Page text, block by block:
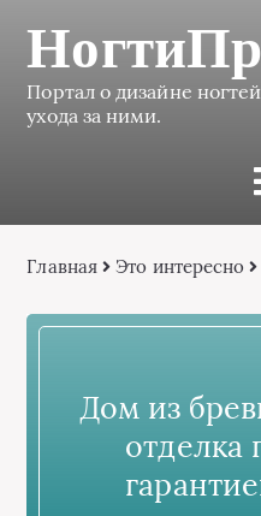
Портал о дизайне
ухода за ними.
Главная Это интересно
Дом из
отделка